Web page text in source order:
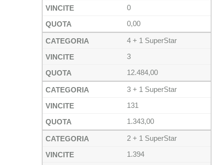
0
0,00
4 + 1 SuperStar
3
12.484,00
3 + 1 SuperStar
131
1.343,00
2 + 1 SuperStar
1.394